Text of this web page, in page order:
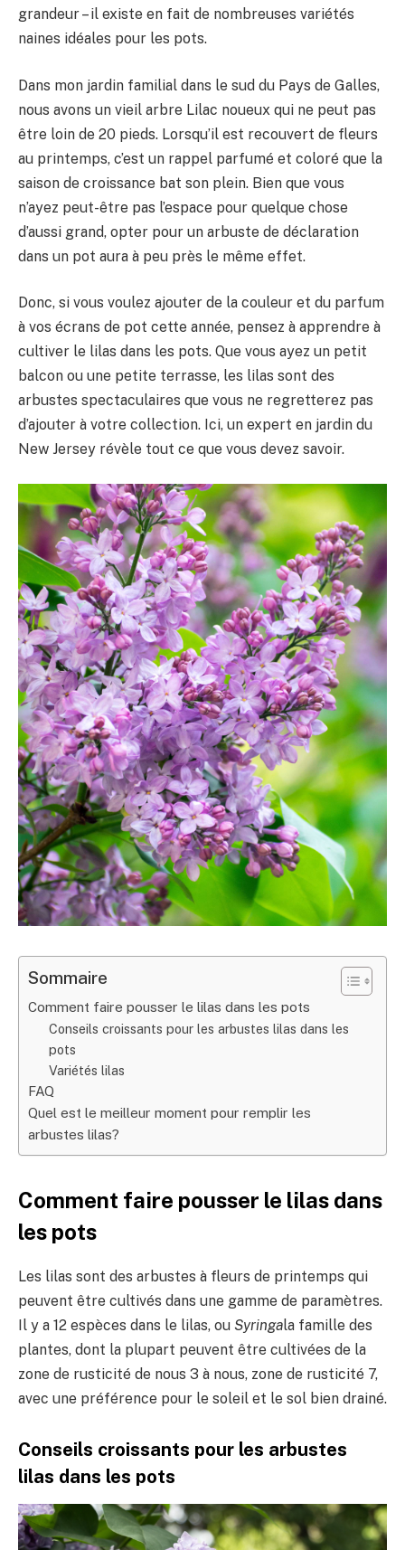
grandeur – il existe en fait de nombreuses variétés
naines idéales pour les pots.
Dans mon jardin familial dans le sud du Pays de Galles,
nous avons un vieil arbre Lilac noueux qui ne peut pas
être loin de 20 pieds. Lorsqu’il est recouvert de fleurs
au printemps, c’est un rappel parfumé et coloré que la
saison de croissance bat son plein. Bien que vous
n’ayez peut-être pas l’espace pour quelque chose
d’aussi grand, opter pour un arbuste de déclaration
dans un pot aura à peu près le même effet.
Donc, si vous voulez ajouter de la couleur et du parfum
à vos écrans de pot cette année, pensez à apprendre à
cultiver le lilas dans les pots. Que vous ayez un petit
balcon ou une petite terrasse, les lilas sont des
arbustes spectaculaires que vous ne regretterez pas
d’ajouter à votre collection. Ici, un expert en jardin du
New Jersey révèle tout ce que vous devez savoir.
Sommaire
Comment faire pousser le lilas dans les pots
Conseils croissants pour les arbustes lilas dans les
pots
Variétés lilas
FAQ
Quel est le meilleur moment pour remplir les
arbustes lilas?
Comment faire pousser le lilas dans
les pots
Les lilas sont des arbustes à fleurs de printemps qui
peuvent être cultivés dans une gamme de paramètres.
Il y a 12 espèces dans le lilas, ou Syringala famille des
plantes, dont la plupart peuvent être cultivées de la
zone de rusticité de nous 3 à nous, zone de rusticité 7,
avec une préférence pour le soleil et le sol bien drainé.
Conseils croissants pour les arbustes
lilas dans les pots